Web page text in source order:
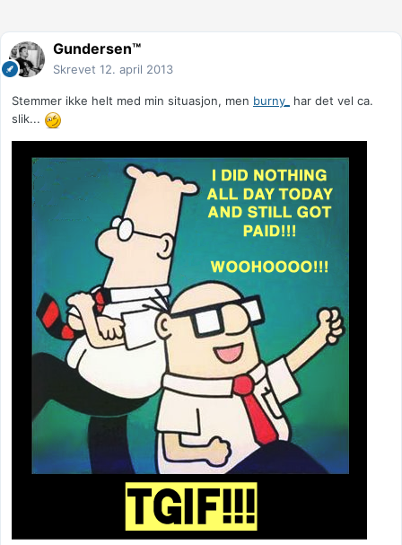
Gundersen™
Skrevet 12. april 2013
Stemmer ikke helt med min situasjon, men burny_
har det vel ca.
slik...